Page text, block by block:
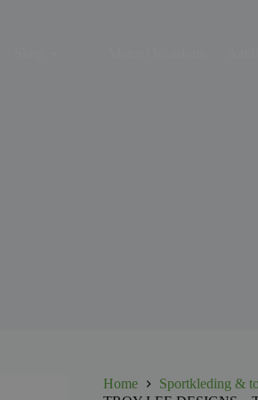
Home
Sportkleding &